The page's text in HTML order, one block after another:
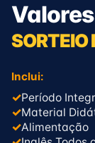
SORTEIO
Inclui:
✓Período
✓Material
✓Alimentação